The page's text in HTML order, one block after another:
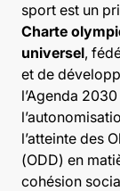
sport est un
Charte
universel,
et de
l’Agenda
l’atteinte des
(ODD) en
cohésion